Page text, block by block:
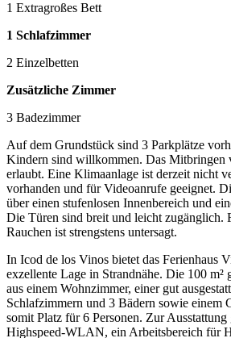
1 Extragroßes Bett
1 Schlafzimmer
2 Einzelbetten
Zusätzliche Zimmer
3 Badezimmer
Auf dem Grundstück sind 3 Parkplätze
Kindern sind willkommen. Das Mitbringen
erlaubt. Eine Klimaanlage ist derzeit nicht
vorhanden und für Videoanrufe geeignet.
über einen stufenlosen Innenbereich und
Die Türen sind breit und leicht zugänglich.
Rauchen ist strengstens untersagt.
In Icod de los Vinos bietet das Ferienhaus
exzellente Lage in Strandnähe. Die 100 m²
aus einem Wohnzimmer, einer gut
Schlafzimmern und 3 Bädern sowie einem
somit Platz für 6 Personen. Zur Ausstattung
Highspeed-WLAN, ein Arbeitsbereich für